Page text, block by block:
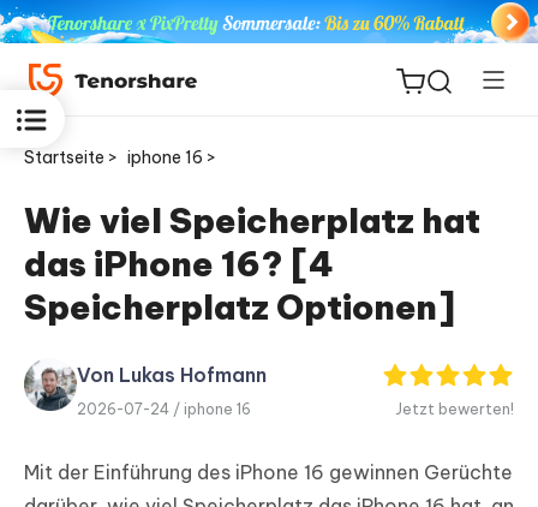
ReiBoot
for iOS
PDF
Editor
Neu
iAnyGo
Startseite > iphone 16 >
Wie viel Speicherplatz hat
das iPhone 16? [4
Speicherplatz Optionen]
Von Lukas Hofmann
2026-07-24 / iphone 16 Jetzt bewerten!
Mit der Einführung des iPhone 16 gewinnen Gerüchte